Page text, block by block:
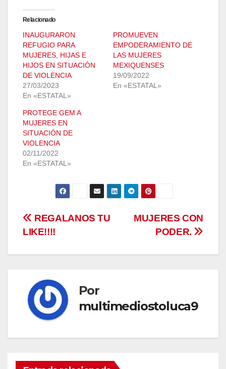
Relacionado
INAUGURARON
REFUGIO PARA
MUJERES, HIJAS E
HIJOS EN SITUACIÓN
DE VIOLENCIA
27/03/2023
En «ESTATAL»
PROMUEVEN
EMPODERAMIENTO DE
LAS MUJERES
MEXIQUENSES
19/09/2022
En «ESTATAL»
PROTEGE GEM A
MUJERES EN
SITUACIÓN DE
VIOLENCIA
02/11/2022
En «ESTATAL»
Navegación
MUJERES CON
PODER.
REGALANOS TU
LIKE!!!!
Por
multimediostoluca9